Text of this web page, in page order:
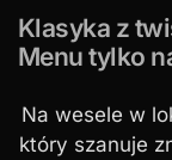
Klasyka z
Menu tylko
Na wesele w
który szanuje